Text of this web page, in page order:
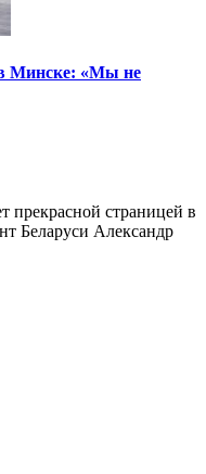
Минске: «Мы не
прекрасной страницей в
Беларуси Александр